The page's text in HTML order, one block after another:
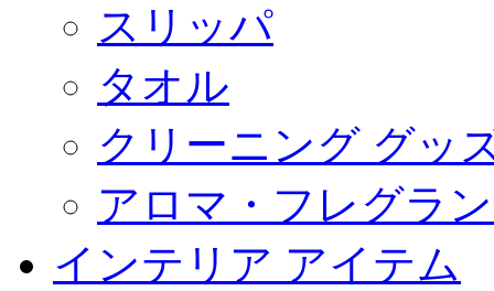
スリッパ
タオル
クリーニング グッ
アロマ・フレグラ
インテリア アイテム